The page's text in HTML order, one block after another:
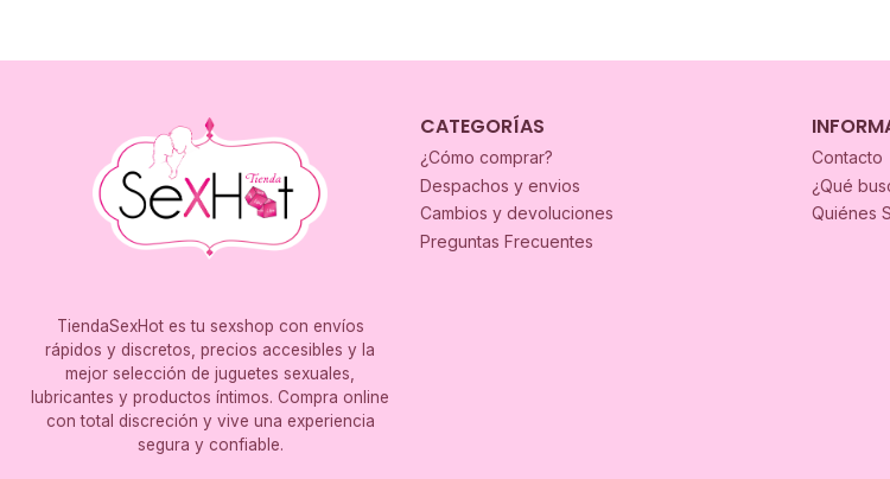
TiendaSexHot es tu sexshop con envíos
rápidos y discretos, precios accesibles y la
mejor selección de juguetes sexuales,
lubricantes y productos íntimos. Compra online
con total discreción y vive una experiencia
segura y confiable.
CATEGORÍAS
¿Cómo comprar?
Despachos y envios
Cambios y devoluciones
Preguntas Frecuentes
Contacto
¿Qué
Quiénes